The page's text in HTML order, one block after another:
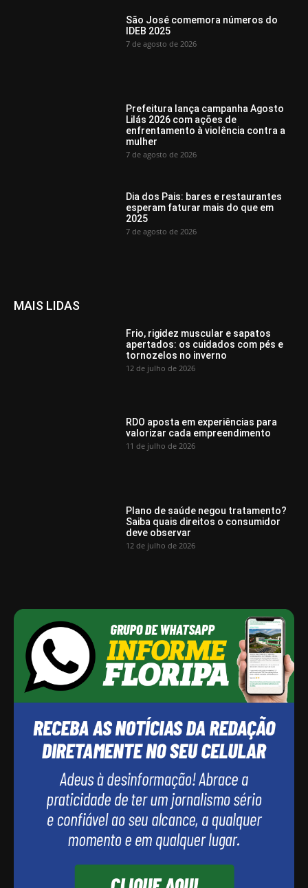
São José comemora números do
IDEB 2025
7 de agosto de 2026
Prefeitura lança campanha Agosto
Lilás 2026 com ações de
enfrentamento à violência contra a
mulher
7 de agosto de 2026
Dia dos Pais: bares e restaurantes
esperam faturar mais do que em
2025
7 de agosto de 2026
MAIS LIDAS
Frio, rigidez muscular e sapatos
apertados: os cuidados com pés e
tornozelos no inverno
12 de julho de 2026
RDO aposta em experiências para
valorizar cada empreendimento
11 de julho de 2026
Plano de saúde negou tratamento?
Saiba quais direitos o consumidor
deve observar
12 de julho de 2026